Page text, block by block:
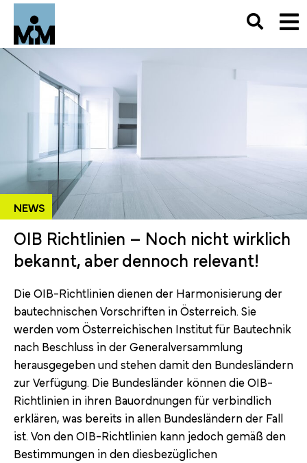
NEWS
OIB Richtlinien – Noch nicht wirklich
bekannt, aber dennoch relevant!
Die OIB-Richtlinien dienen der Harmonisierung der
bautechnischen Vorschriften in Österreich. Sie
werden vom Österreichischen Institut für Bautechnik
nach Beschluss in der Generalversammlung
herausgegeben und stehen damit den Bundesländern
zur Verfügung. Die Bundesländer können die OIB-
Richtlinien in ihren Bauordnungen für verbindlich
erklären, was bereits in allen Bundesländern der Fall
ist. Von den OIB-Richtlinien kann jedoch gemäß den
Bestimmungen in den diesbezüglichen